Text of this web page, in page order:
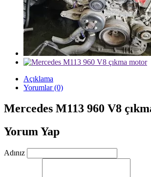
Açıklama
Yorumlar (0)
Mercedes M113 960 V8
Yorum Yap
Adınız